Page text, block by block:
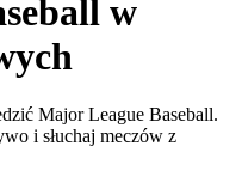
w
Major League Baseball.
i słuchaj meczów z